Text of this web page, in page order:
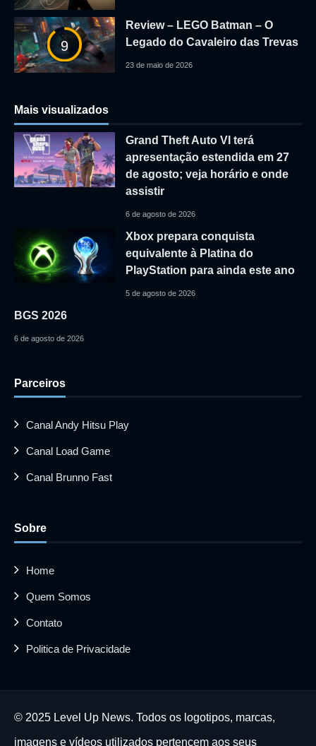
9
Review – LEGO Batman – O
Legado do Cavaleiro das Trevas
23 de maio de 2026
Mais visualizados
Grand Theft Auto VI terá
apresentação estendida em 27
de agosto; veja horário e onde
assistir
6 de agosto de 2026
Xbox prepara conquista
equivalente à Platina do
PlayStation para ainda este ano
5 de agosto de 2026
BGS 2026
6 de agosto de 2026
Parceiros
Canal Andy Hitsu Play
Canal Load Game
Canal Brunno Fast
Sobre
Home
Quem Somos
Contato
Politica de Privacidade
© 2025 Level Up News. Todos os logotipos, marcas,
imagens e vídeos utilizados pertencem aos seus